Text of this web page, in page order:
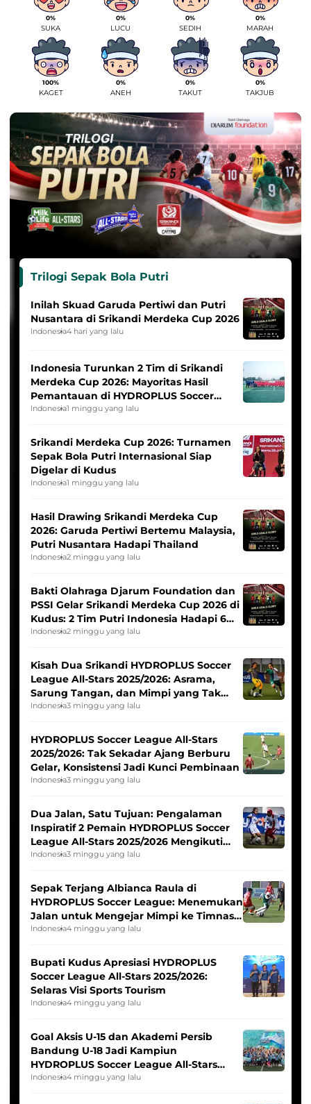
0%
SUKA
0%
LUCU
0%
SEDIH
0%
MARAH
100%
KAGET
0%
ANEH
0%
TAKUT
0%
TAKJUB
Trilogi Sepak Bola Putri
Inilah Skuad Garuda Pertiwi dan Putri
Nusantara di Srikandi Merdeka Cup 2026
Indonesia4 hari yang lalu
Indonesia Turunkan 2 Tim di Srikandi
Merdeka Cup 2026: Mayoritas Hasil
Pemantauan di HYDROPLUS Soccer
League
Indonesia1 minggu yang lalu
Srikandi Merdeka Cup 2026: Turnamen
Sepak Bola Putri Internasional Siap
Digelar di Kudus
Indonesia1 minggu yang lalu
Hasil Drawing Srikandi Merdeka Cup
2026: Garuda Pertiwi Bertemu Malaysia,
Putri Nusantara Hadapi Thailand
Indonesia2 minggu yang lalu
Bakti Olahraga Djarum Foundation dan
PSSI Gelar Srikandi Merdeka Cup 2026 di
Kudus: 2 Tim Putri Indonesia Hadapi 6
Tim Asia
Indonesia2 minggu yang lalu
Kisah Dua Srikandi HYDROPLUS Soccer
League All-Stars 2025/2026: Asrama,
Sarung Tangan, dan Mimpi yang Tak
Pernah Padam
Indonesia3 minggu yang lalu
HYDROPLUS Soccer League All-Stars
2025/2026: Tak Sekadar Ajang Berburu
Gelar, Konsistensi Jadi Kunci Pembinaan
Indonesia3 minggu yang lalu
Dua Jalan, Satu Tujuan: Pengalaman
Inspiratif 2 Pemain HYDROPLUS Soccer
League All-Stars 2025/2026 Mengikuti
Seleksi Timnas Indonesia Putri
Indonesia3 minggu yang lalu
Sepak Terjang Albianca Raula di
HYDROPLUS Soccer League: Menemukan
Jalan untuk Mengejar Mimpi ke Timnas
Indonesia Putri
Indonesia4 minggu yang lalu
Bupati Kudus Apresiasi HYDROPLUS
Soccer League All-Stars 2025/2026:
Selaras Visi Sports Tourism
Indonesia4 minggu yang lalu
Goal Aksis U-15 dan Akademi Persib
Bandung U-18 Jadi Kampiun
HYDROPLUS Soccer League All-Stars
2025/2026
Indonesia4 minggu yang lalu